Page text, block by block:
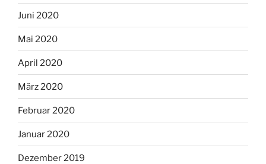
Juni 2020
Mai 2020
April 2020
März 2020
Februar 2020
Januar 2020
Dezember 2019